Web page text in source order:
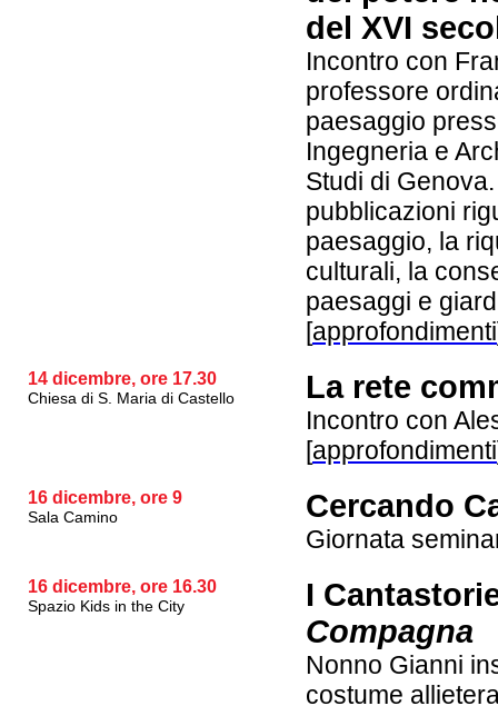
del XVI
Incontro con
professore
paesaggio
Ingegneria e
Studi di
pubblicazioni
paesaggio, la
culturali, la
paesaggi e
[approfondimenti
14 dicembre, ore 17.30
Chiesa di S. Maria di Castello La rete
Incontro con
[approfondimenti
16 dicembre, ore 9
Sala Camino Cercando
Giornata
16 dicembre, ore 16.30
Spazio Kids in the City
I
Compagna
Nonno Gianni
costume